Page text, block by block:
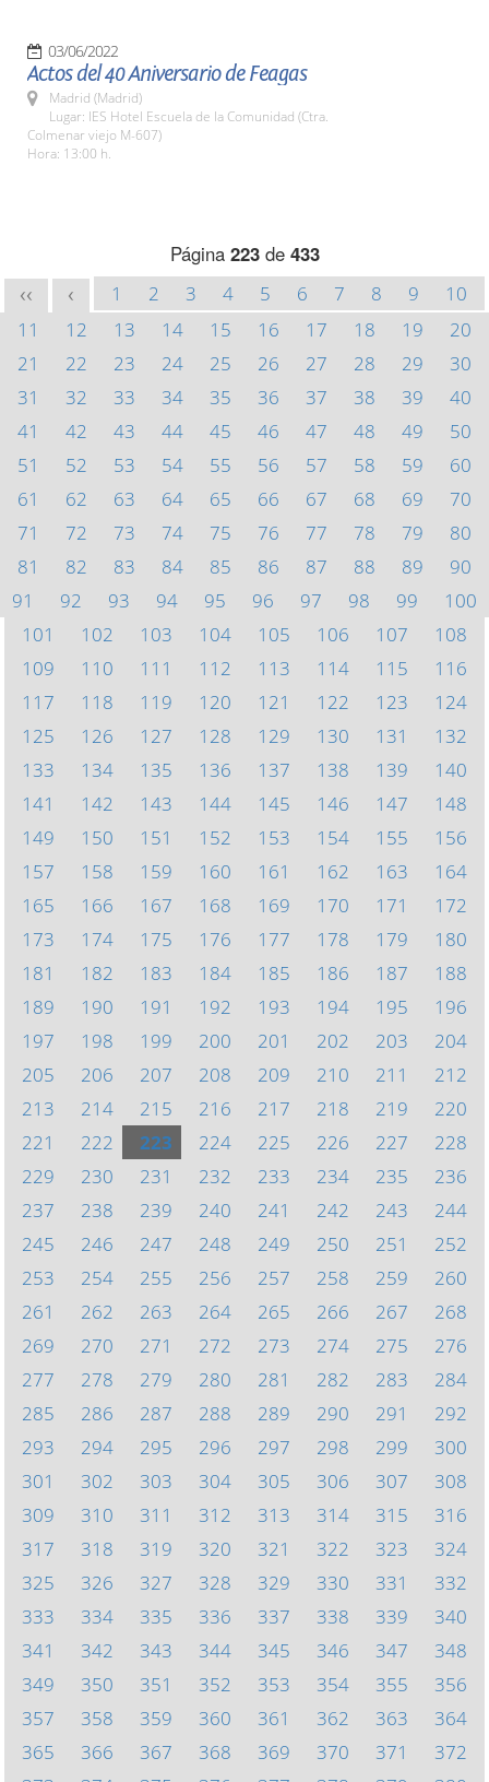
03/06/2022
Actos del 40 Aniversario de Feagas
Madrid (Madrid)
Lugar: IES Hotel Escuela de la Comunidad (Ctra.
Colmenar viejo M-607)
Hora: 13:00 h.
Página 223de 433
<< < 1 2 3 4 5 6 7 8 9
10
11
12 13 14 15 16 17 18 19
20
21
22 23 24 25 26 27 28 29
30
31
32 33 34 35 36 37 38 39
40
41
42 43 44 45 46 47 48 49
50
51
52 53 54 55 56 57 58 59
60
61
62 63 64 65 66 67 68 69
70
71
72 73 74 75 76 77 78 79
80
81
82 83 84 85 86 87 88 89
90
91
92 93 94 95 96 97 98 99
100
101
102 103 104 105 106 107
108
109
110 111 112 113 114 115
116
117
118 119 120 121 122 123
124
125
126 127 128 129 130 131
132
133
134 135 136 137 138 139
140
141
142 143 144 145 146 147
148
149
150 151 152 153 154 155
156
157
158 159 160 161 162 163
164
165
166 167 168 169 170 171
172
173
174 175 176 177 178 179
180
181
182 183 184 185 186 187
188
189
190 191 192 193 194 195
196
197
198 199 200 201 202 203
204
205
206 207 208 209 210 211
212
213
214 215 216 217 218 219
220
221
222 223 224 225 226 227
228
229
230 231 232 233 234 235
236
237
238 239 240 241 242 243
244
245
246 247 248 249 250 251
252
253
254 255 256 257 258 259
260
261
262 263 264 265 266 267
268
269
270 271 272 273 274 275
276
277
278 279 280 281 282 283
284
285
286 287 288 289 290 291
292
293
294 295 296 297 298 299
300
301
302 303 304 305 306 307
308
309
310 311 312 313 314 315
316
317
318 319 320 321 322 323
324
325
326 327 328 329 330 331
332
333
334 335 336 337 338 339
340
341
342 343 344 345 346 347
348
349
350 351 352 353 354 355
356
357
358 359 360 361 362 363
364
365
366 367 368 369 370 371
372